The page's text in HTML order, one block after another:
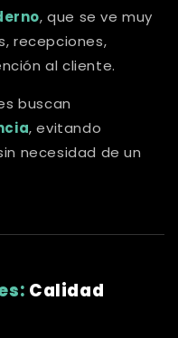
, que se ve muy
recepciones,
al cliente.
buscan
, evitando
necesidad de un
Calidad